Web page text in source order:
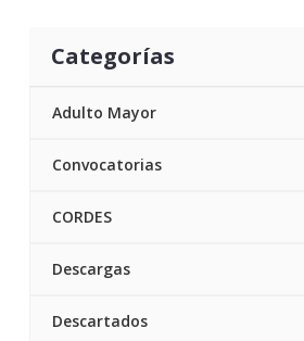
Categorías
Adulto Mayor
Convocatorias
CORDES
Descargas
Descartados